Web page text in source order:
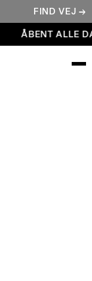
FIND VEJ →
ÅBENT ALLE